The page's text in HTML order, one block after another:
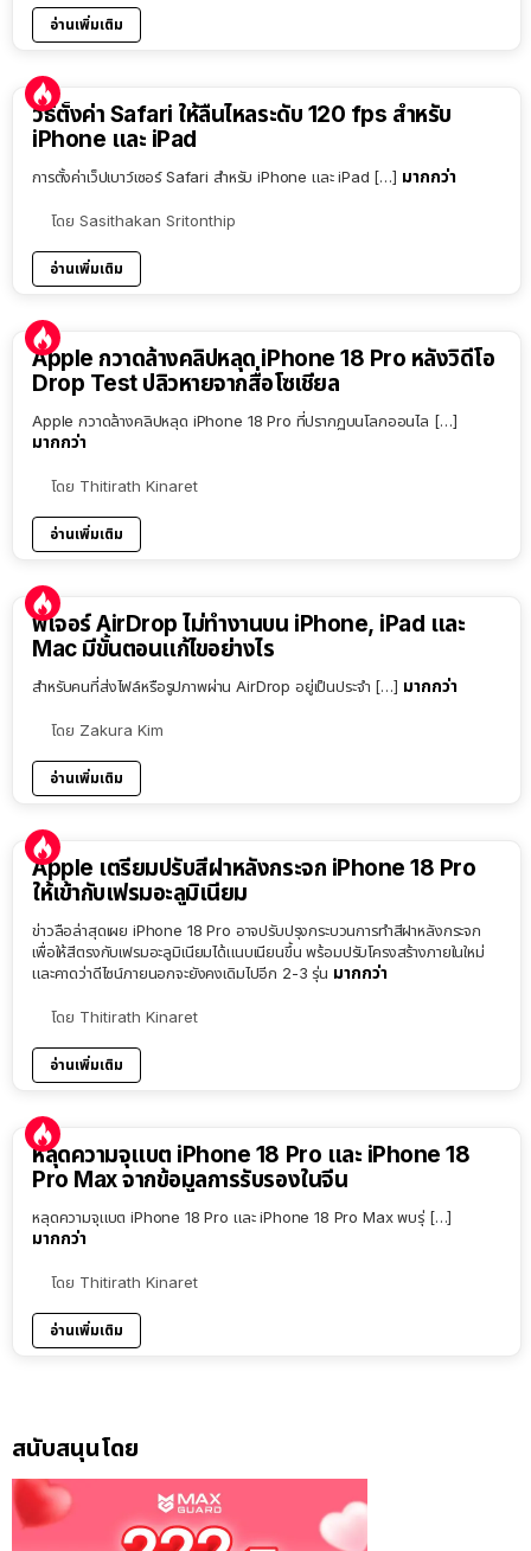
อ่านเพิ่มเติม
วิธีตั้งค่า Safari ให้ลื่นไหลระดับ 120 fps สำหรับ
iPhone และ iPad
การตั้งค่าเว็ปเบาว์เซอร์ Safari สำหรับ iPhone และ iPad […] มากกว่า
โดย Sasithakan Sritonthip
อ่านเพิ่มเติม
Apple กวาดล้างคลิปหลุด iPhone 18 Pro หลังวิดีโอ
Drop Test ปลิวหายจากสื่อโซเชียล
Apple กวาดล้างคลิปหลุด iPhone 18 Pro ที่ปรากฏบนโลกออนไล […]
มากกว่า
โดย Thitirath Kinaret
อ่านเพิ่มเติม
ฟีเจอร์ AirDrop ไม่ทำงานบน iPhone, iPad และ
Mac มีขั้นตอนแก้ไขอย่างไร
สำหรับคนที่ส่งไฟล์หรือรูปภาพผ่าน AirDrop อยู่เป็นประจำ […] มากกว่า
โดย Zakura Kim
อ่านเพิ่มเติม
Apple เตรียมปรับสีฝาหลังกระจก iPhone 18 Pro
ให้เข้ากับเฟรมอะลูมิเนียม
ข่าวลือล่าสุดเผย iPhone 18 Pro อาจปรับปรุงกระบวนการทำสีฝาหลังกระจก
เพื่อให้สีตรงกับเฟรมอะลูมิเนียมได้แนบเนียนขึ้น พร้อมปรับโครงสร้างภายในใหม่
และคาดว่าดีไซน์ภายนอกจะยังคงเดิมไปอีก 2-3 รุ่น มากกว่า
โดย Thitirath Kinaret
อ่านเพิ่มเติม
หลุดความจุแบต iPhone 18 Pro และ iPhone 18
Pro Max จากข้อมูลการรับรองในจีน
หลุดความจุแบต iPhone 18 Pro และ iPhone 18 Pro Max พบรุ่ […]
มากกว่า
โดย Thitirath Kinaret
อ่านเพิ่มเติม
สนับสนุนโดย